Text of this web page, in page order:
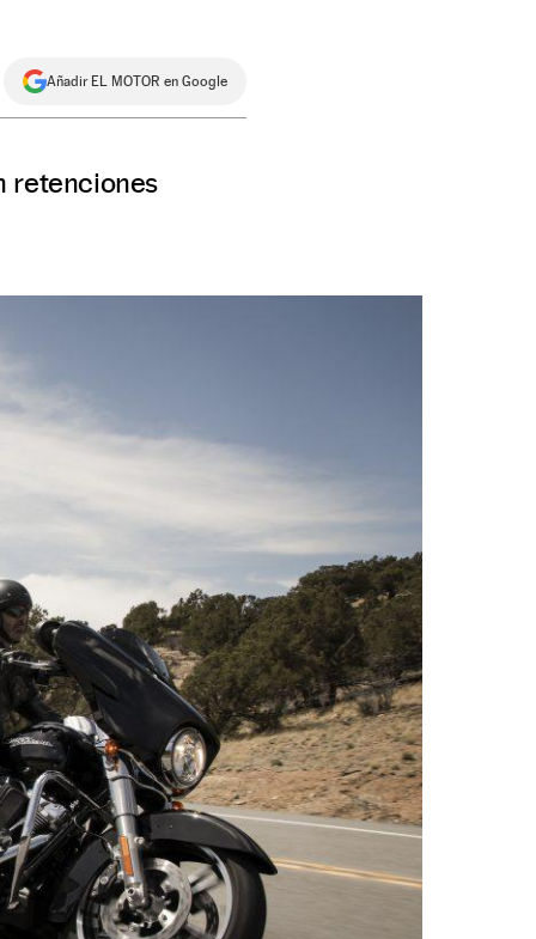
Añadir EL MOTOR en Google
retenciones